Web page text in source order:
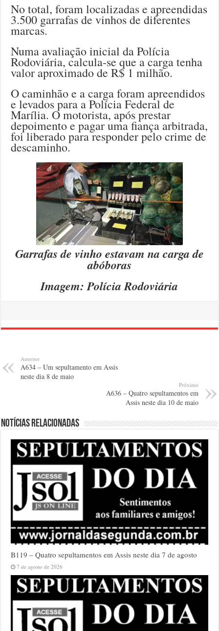
No total, foram localizadas e apreendidas
3.500 garrafas de vinhos de diferentes
marcas.
Numa avaliação inicial da Polícia
Rodoviária, calcula-se que a carga tenha
valor aproximado de R$ 1 milhão.
O caminhão e a carga foram apreendidos
e levados para a Polícia Federal de
Marília. O motorista, após prestar
depoimento e pagar uma fiança arbitrada,
foi liberado para responder pelo crime de
descaminho.
Garrafas de vinho estavam na carga de
abóboras
Imagem: Polícia Rodoviária
Anterior
A634 – Um sepultamento em Assis
neste dia 8 de maio
Próximo
A636 – Quatro sepultamentos em
Assis neste dia 10 de maio
Notícias relacionadas
B119 – Quatro sepultamentos em Assis neste dia 7 de agosto
7 de agosto de 2026